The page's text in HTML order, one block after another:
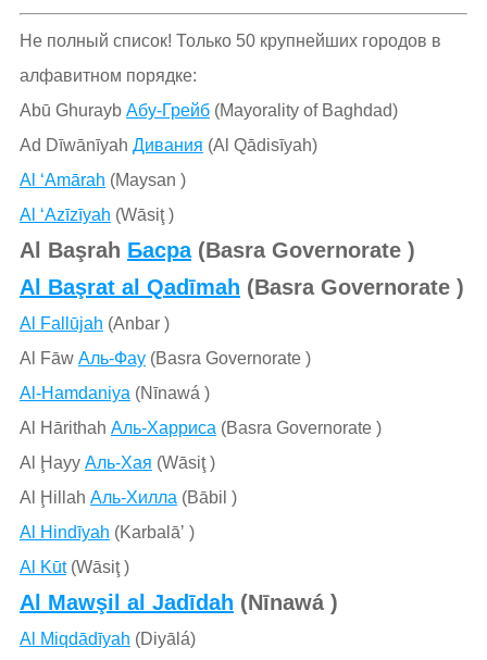
Не полный список! Только 50 крупнейших городов в
алфавитном порядке:
Abū Ghurayb Абу-Грейб(Mayorality of Baghdad)
Ad Dīwānīyah Дивания (Al Qādisīyah)
Al ‘Amārah (Maysan )
Al ‘Azīzīyah (Wāsiţ )
Al Başrah Басра(Basra Governorate )
Al Başrat al Qadīmah (Basra Governorate )
Al Fallūjah (Anbar )
Al Fāw Аль-Фау(Basra Governorate )
Al-Hamdaniya (Nīnawá )
Al Hārithah Аль-Харриса (Basra Governorate )
Al Ḩayy Аль-Хая (Wāsiţ )
Al Ḩillah Аль-Хилла (Bābil )
Al Hindīyah (Karbalāʼ )
Al Kūt(Wāsiţ )
Al Mawşil al Jadīdah (Nīnawá )
Al Miqdādīyah (Diyālá)